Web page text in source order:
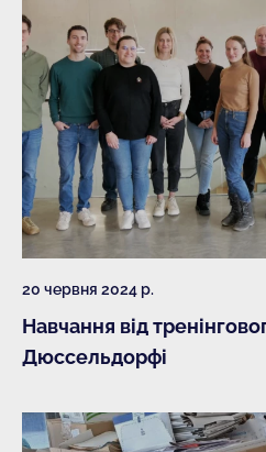
20 червня 2024 р.
Навчання від
Дюссельдорфі